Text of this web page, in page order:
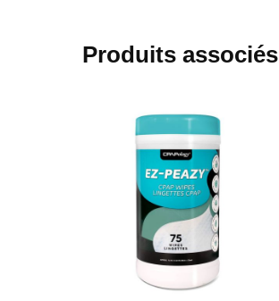
la
Galerie
Produits associés